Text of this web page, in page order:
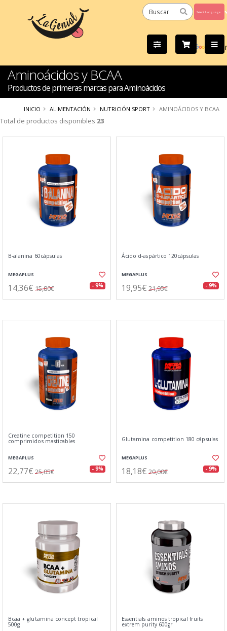
by
Aminoácidos y BCAA
Productos de primeras marcas para Aminoácidos
INICIO ALIMENTACIÓN NUTRICIÓN SPORT AMINOÁCIDOS Y BCAA
Total de productos disponibles 23
B-alanina 60cápsulas
MEGAPLUS
14,36€ 15,80€ - 9%
Ácido d-aspártico 120cápsulas
MEGAPLUS
19,95€ 21,95€ - 9%
Creatine competition 150
comprimidos masticables
MEGAPLUS
22,77€ 25,05€ - 9%
Glutamina competition 180 cápsulas
MEGAPLUS
18,18€ 20,00€ - 9%
Bcaa + glutamina concept tropical
500g
Essentials aminos tropical fruits
extrem purity 600gr